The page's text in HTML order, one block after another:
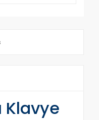
Klavye